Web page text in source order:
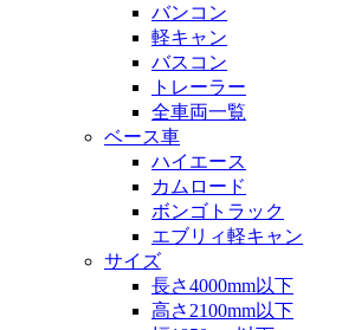
バンコン
軽キャン
バスコン
トレーラー
全車両一覧
ベース車
ハイエース
カムロード
ボンゴトラック
エブリィ軽キャン
サイズ
長さ4000mm以下
高さ2100mm以下